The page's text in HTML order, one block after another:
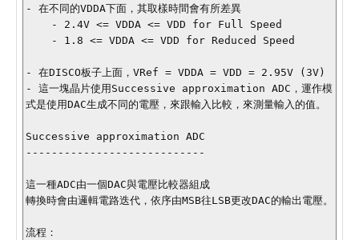
- 在不同的VDDA下面，其取樣時間會有所差異
- 在DISCO板子上面，VRef = VDDA = VDD = 2.95V (3V)
- 這一塊晶片使用Successive approximation ADC，運作模
式是使用DAC生成不同的電壓，來跟輸入比較，來測量輸入的值。
Successive approximation ADC
----------------------------
這一種ADC由一個DAC與電壓比較器組成
轉換時會由邏輯電路迭代，依序由MSB往LSB更改DAC的輸出電壓。
流程：